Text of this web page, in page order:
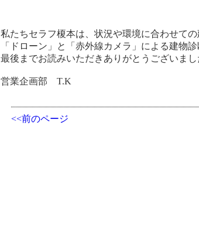
私たちセラフ榎本は、状況や環境に合わせての
「ドローン」と「赤外線カメラ」による建物
最後までお読みいただきありがとうございまし
営業企画部 T.K
<<前のページ